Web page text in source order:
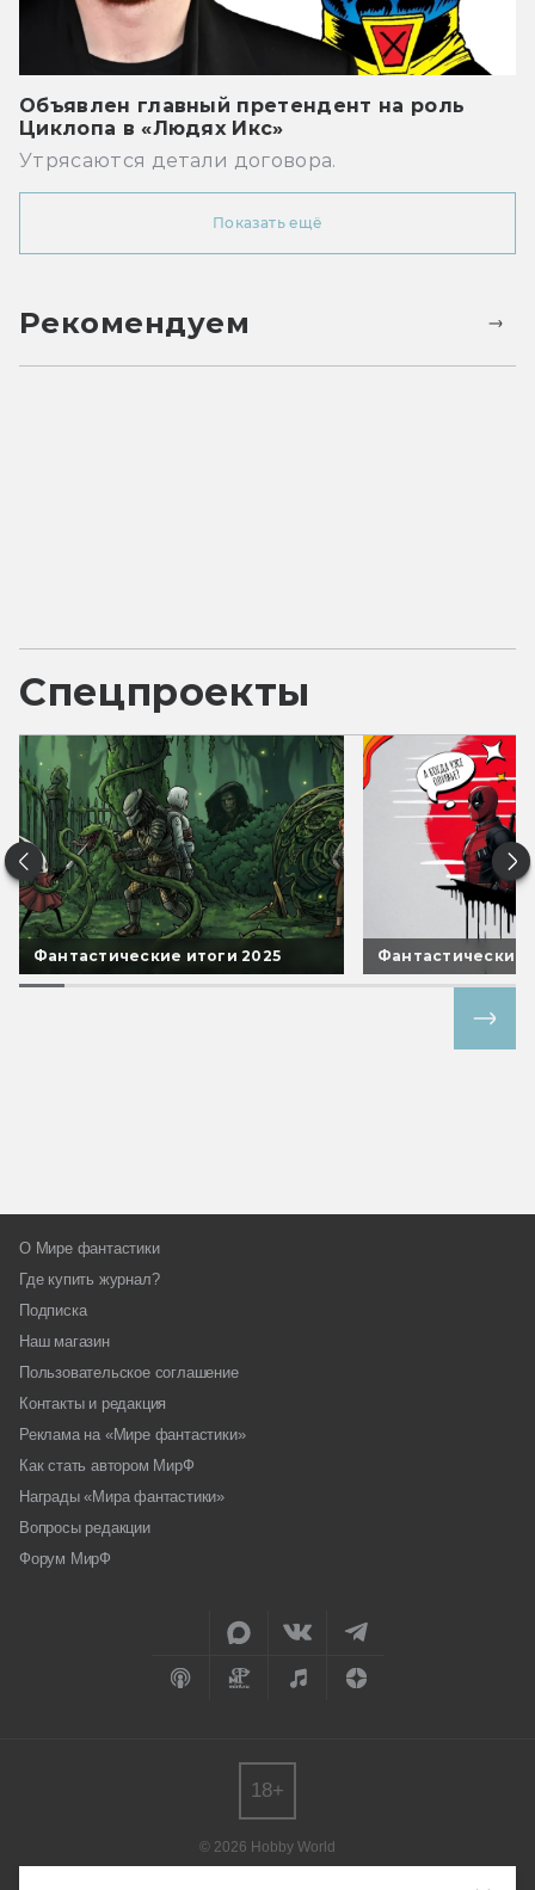
Объявлен главный претендент на роль
Циклопа в «Людях Икс»
Утрясаются детали договора.
Показать ещё
Рекомендуем
Спецпроекты
Фантастические итоги 2025 Фантастические
О Мире фантастики
Где купить журнал?
Подписка
Наш магазин
Пользовательское соглашение
Контакты и редакция
Реклама на «Мире фантастики»
Как стать автором МирФ
Награды «Мира фантастики»
Вопросы редакции
Форум МирФ
© 2026 Hobby World
18+